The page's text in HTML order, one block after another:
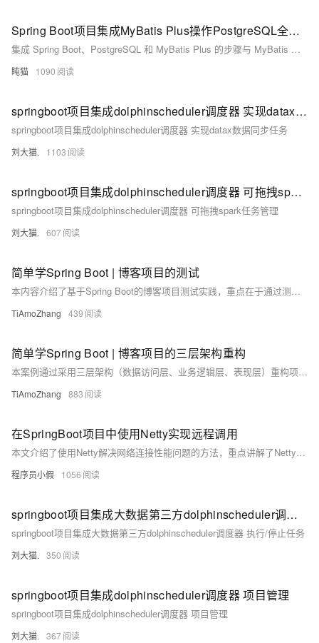
Spring Boot项目集成MyBatis Plus操作PostgreSQL全解析
集成 Spring Boot、PostgreSQL 和 MyBatis Plus 的步骤与 MyBatis 类似，只不过在 MyBatis Plus 中提供了更多的便利功能，如自动生成 SQL、分页查询、Wrapper 查询等。
盹猫 1090
springboot项目集成dolphinscheduler调度器 实现datax数据同步任务
springboot项目集成dolphinscheduler调度器 实现datax数据同步任务
刘大猫. 1103
springboot项目集成dolphinscheduler调度器 可拖拽spark任务管理
springboot项目集成dolphinscheduler调度器 可拖拽spark任务管理
刘大猫. 607
简单学Spring Boot | 博客项目的测试
本内容介绍了基于Spring Boot的博客项目测试实践，重点在于通过测试驱动开发（TDD）优化服务层代码，提升代码质量和功能可靠性。案例详细展示了如何为PostService类编写测试用例、运行测试并根据反馈优化功能代码，包括两次优化过程。通过TDD流程，确保每项功能经过严格验证，增强代码可维护性与系统稳定性。
TiAmoZhang 439
简单学Spring Boot | 博客项目的三层架构重构
本案例通过采用三层架构（数据访问层、业务逻辑层、表现层）重构项目，解决了集中式开发导致的代码臃肿问题。各层职责清晰，结合依赖注入实现解耦，提升了系统的可维护性、可测试性和可扩展性，为后续接入真实数据库奠定基础。
TiAmoZhang 883
在SpringBoot项目中使用Netty实现远程调用
本文介绍了使用Netty解决网络连接性能问题的方法，重点讲解了Netty的NIO特性及其在SpringBoot中的应用。Netty作为高效的NIO框架，支持非阻塞IO，能通过单线程管理多个客户端连接，简化TCP/UDP套接字服务器开发。文章详细展示了Netty在SpringBoot中实现远程调用的过程，包括服务端与客户端代码实现、依赖配置及测试验证。通过示例代码，如`NettyServer`、`NettyClientUtil`等，清晰说明了Netty的工作原理和实际应用，解决了半包等问题，并提供了完整的测试结果。
程序员小假 1056
springboot项目集成大数据第三方dolphinscheduler调度器 执行/停止任务
springboot项目集成大数据第三方dolphinscheduler调度器 执行/停止任务
刘大猫. 350
springboot项目集成dolphinscheduler调度器 项目管理
springboot项目集成dolphinscheduler调度器 项目管理
刘大猫. 367